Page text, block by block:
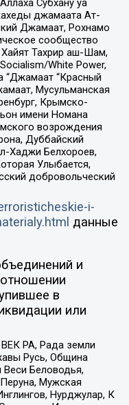
Субхану уа
джамаата Ат-
Джамаат, Рохнамо
сообщество
Тахрир аш-Шам,
White Power,
“Джамаат “Красный
Мусульманская
Крымско-
имени Номана
возрождения
Дуббайский
Хаджи Белхороев,
Улыбается,
добровольческий
i-
данные
и
в
или
РА, Рада земли
Русь, Община
Веси Беловодья,
Мужская
Нурджулар, К